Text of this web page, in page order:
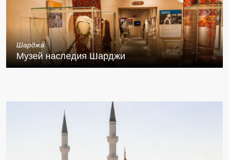
Шарджа
Музей наследия Шарджи